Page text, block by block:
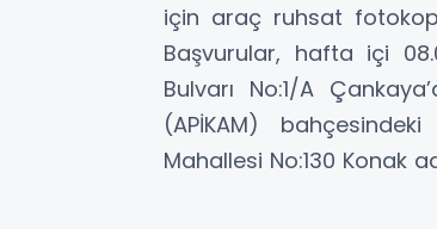
için araç ruhsat
Başvurular, hafta içi
Bulvarı No:1/A
(APİKAM)
Mahallesi No:130 Konak